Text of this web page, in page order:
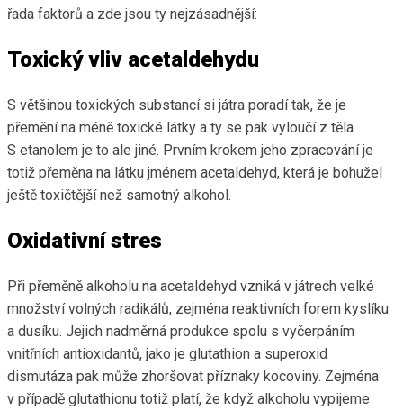
řada faktorů a zde jsou ty nejzásadnější:
Toxický vliv acetaldehydu
S většinou toxických substancí si játra poradí tak, že je
přemění na méně toxické látky a ty se pak vyloučí z těla.
S etanolem je to ale jiné. Prvním krokem jeho zpracování je
totiž přeměna na látku jménem acetaldehyd, která je bohužel
ještě toxičtější než samotný alkohol.
Oxidativní stres
Při přeměně alkoholu na acetaldehyd vzniká v játrech velké
množství volných radikálů, zejména reaktivních forem kyslíku
a dusíku. Jejich nadměrná produkce spolu s vyčerpáním
vnitřních antioxidantů, jako je glutathion a superoxid
dismutáza pak může zhoršovat příznaky kocoviny. Zejména
v případě glutathionu totiž platí, že když alkoholu vypijeme